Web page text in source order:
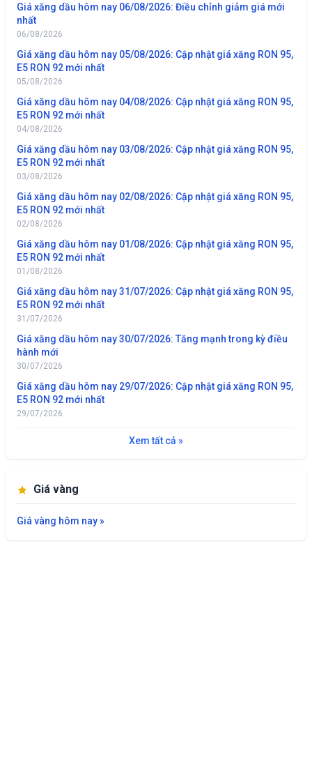
Giá xăng dầu hôm nay 06/08/2026: Điều chỉnh giảm giá mới
nhất
06/08/2026
Giá xăng dầu hôm nay 05/08/2026: Cập nhật giá xăng RON 95,
E5 RON 92 mới nhất
05/08/2026
Giá xăng dầu hôm nay 04/08/2026: Cập nhật giá xăng RON 95,
E5 RON 92 mới nhất
04/08/2026
Giá xăng dầu hôm nay 03/08/2026: Cập nhật giá xăng RON 95,
E5 RON 92 mới nhất
03/08/2026
Giá xăng dầu hôm nay 02/08/2026: Cập nhật giá xăng RON 95,
E5 RON 92 mới nhất
02/08/2026
Giá xăng dầu hôm nay 01/08/2026: Cập nhật giá xăng RON 95,
E5 RON 92 mới nhất
01/08/2026
Giá xăng dầu hôm nay 31/07/2026: Cập nhật giá xăng RON 95,
E5 RON 92 mới nhất
31/07/2026
Giá xăng dầu hôm nay 30/07/2026: Tăng mạnh trong kỳ điều
hành mới
30/07/2026
Giá xăng dầu hôm nay 29/07/2026: Cập nhật giá xăng RON 95,
E5 RON 92 mới nhất
29/07/2026
Xem tất cả »
Giá vàng
Giá vàng hôm nay »